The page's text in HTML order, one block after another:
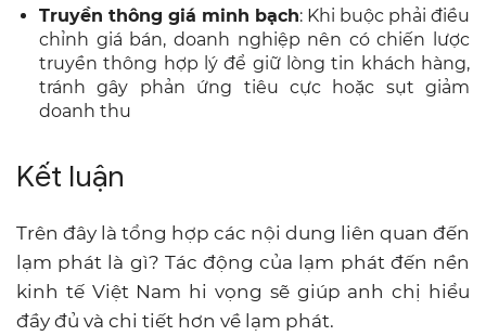
Truyền thông giá minh bạch: Khi buộc phải điều
chỉnh giá bán, doanh nghiệp nên có chiến lược
truyền thông hợp lý để giữ lòng tin khách hàng,
tránh gây phản ứng tiêu cực hoặc sụt giảm
doanh thu
Kết luận
Trên đây là tổng hợp các nội dung liên quan đến
lạm phát là gì? Tác động của lạm phát đến nền
kinh tế Việt Nam hi vọng sẽ giúp anh chị hiểu
đầy đủ và chi tiết hơn về lạm phát.